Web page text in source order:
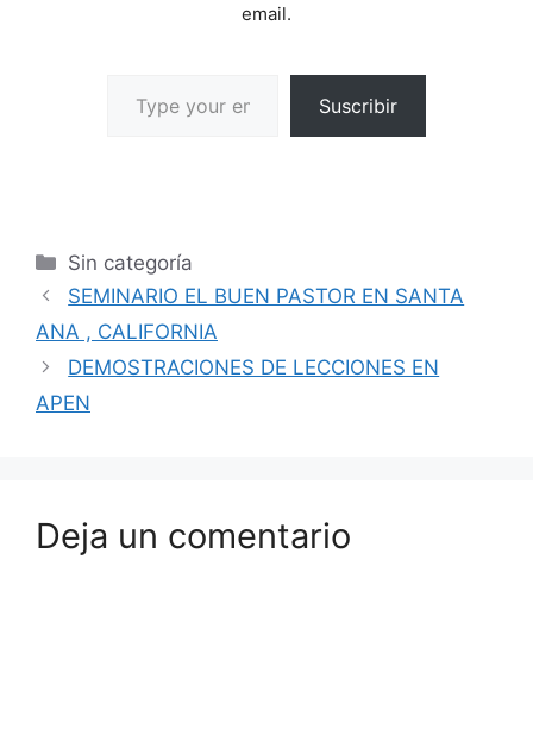
email.
Suscribir
Sin categoría
SEMINARIO EL BUEN PASTOR EN SANTA
ANA , CALIFORNIA
DEMOSTRACIONES DE LECCIONES EN
APEN
Deja un comentario